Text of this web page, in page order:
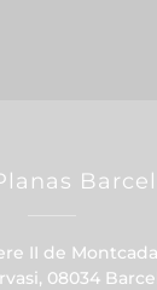
II de
08034